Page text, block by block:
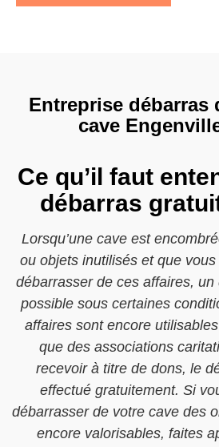
Entreprise débarras
cave
Ce qu’il faut
débarras
Lorsqu’une cave est
ou objets inutilisés et que
débarrasser de ces affaires,
possible sous certaines
affaires sont encore
que des associations
recevoir à titre de dons, le
effectué gratuitement. Si
débarrasser de votre cave des
encore valorisables, faites